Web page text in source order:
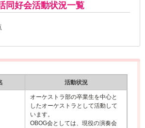
同好会活動状況一覧
活動状況
オーケストラ部の卒業生を中心と
したオーケストラとして活動して
います。
OBOG会としては、現役の演奏会